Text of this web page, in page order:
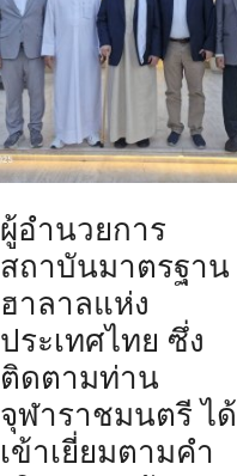
ผู้อำนวยการ
สถาบันมาตรฐาน
ฮาลาลแห่ง
ประเทศไทย ซึ่ง
ติดตามท่าน
จุฬาราชมนตรี ได้
เข้าเยี่ยมตามคำ